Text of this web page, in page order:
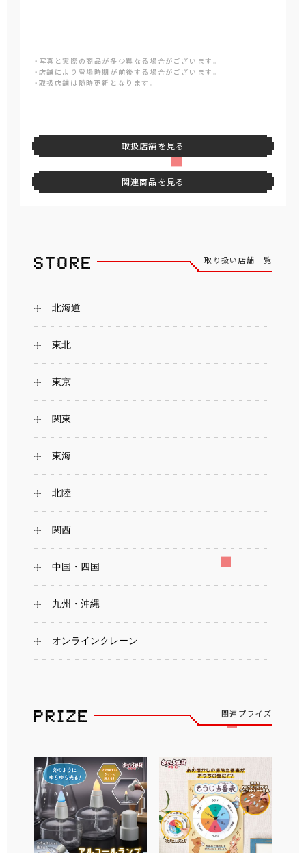
・写真と実際の商品が多少異なる場合がございます。
・店舗により登場時期が前後する場合がございます。
・取扱店舗は随時更新となります。
取扱店舗を見る
関連商品を見る
取り扱い店舗一覧
北海道
東北
東京
関東
東海
北陸
関西
中国・四国
九州・沖縄
オンラインクレーン
関連プライズ